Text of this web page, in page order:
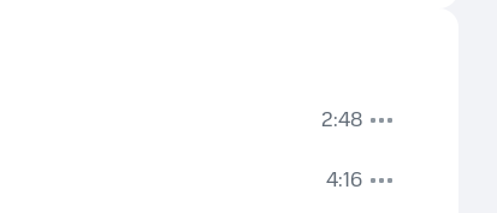
2:48
4:16